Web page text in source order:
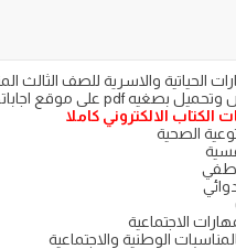
الالكتروني كاملا
الصحية
الاجتماعية
الوطنية والاجتماعية